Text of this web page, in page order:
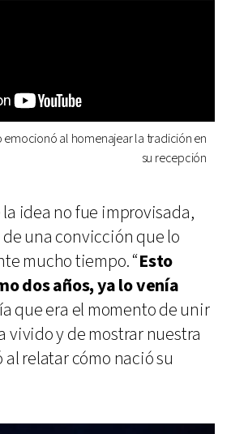
emocionó al homenajear la tradición en
su recepción
idea no fue improvisada,
una convicción que lo
mucho tiempo. “Esto
dos años, ya lo venía
que era el momento de unir
vivido y de mostrar nuestra
al relatar cómo nació su